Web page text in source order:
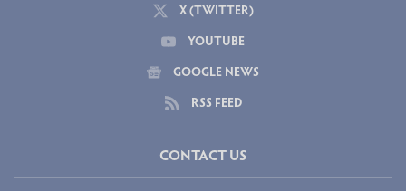
X (TWITTER)
YOUTUBE
GOOGLE NEWS
RSS FEED
CONTACT US